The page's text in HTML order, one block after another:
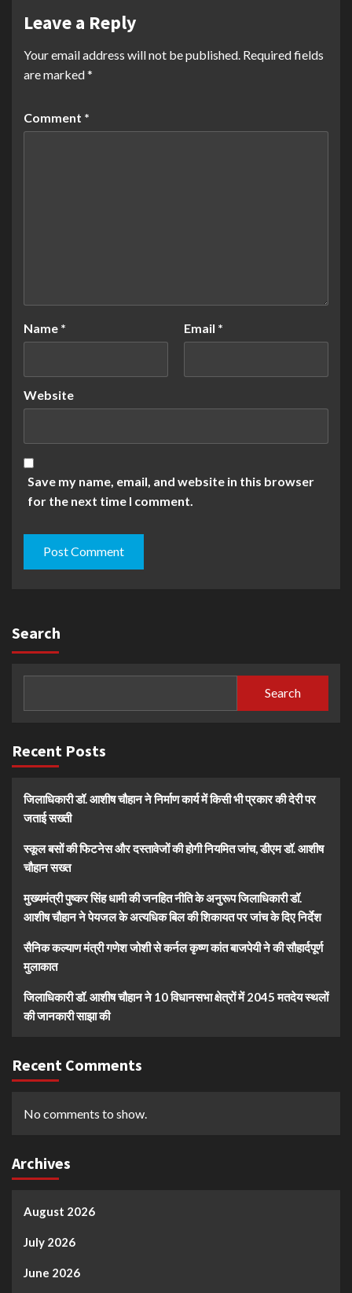
Leave a Reply
Your email address will not be published. Required fields
are marked*
Comment *
Name * Email *
Website
Save my name, email, and website in this browser
for the next time I comment.
Search
Search
Recent Posts
जिलाधिकारी डॉ. आशीष चौहान ने निर्माण कार्य में किसी भी प्रकार की देरी पर
जताई सख्ती
स्कूल बसों की फिटनेस और दस्तावेजों की होगी नियमित जांच, डीएम डॉ. आशीष
चौहान सख्त
मुख्यमंत्री पुष्कर सिंह धामी की जनहित नीति के अनुरूप जिलाधिकारी डॉ.
आशीष चौहान ने पेयजल के अत्यधिक बिल की शिकायत पर जांच के दिए निर्देश
सैनिक कल्याण मंत्री गणेश जोशी से कर्नल कृष्ण कांत बाजपेयी ने की सौहार्दपूर्ण
मुलाकात
जिलाधिकारी डॉ. आशीष चौहान ने 10 विधानसभा क्षेत्रों में 2045 मतदेय स्थलों
की जानकारी साझा की
Recent Comments
No comments to show.
Archives
August 2026
July 2026
June 2026